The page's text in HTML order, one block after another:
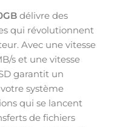
délivre des
qui révolutionnent
Avec une vitesse
s et une vitesse
garantit un
système
qui se lancent
de fichiers